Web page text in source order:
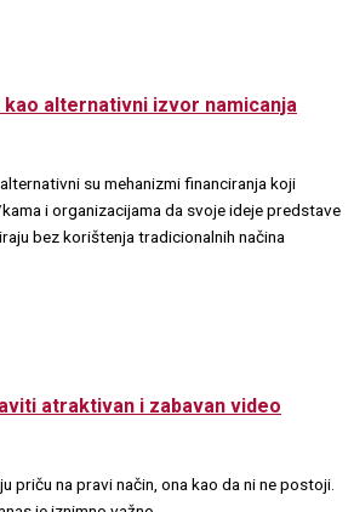
kao alternativni izvor namicanja
su mehanizmi financiranja koji
i organizacijama da svoje ideje predstave
bez korištenja tradicionalnih načina
atraktivan i zabavan video
priču na pravi način, ona kao da ni ne postoji.